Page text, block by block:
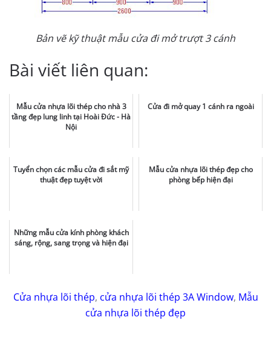
Bản vẽ kỹ thuật mẫu cửa đi mở trượt 3 cánh
Bài viết liên quan:
Mẫu cửa nhựa lõi thép cho nhà 3
tầng đẹp lung linh tại Hoài Đức - Hà
Nội
Cửa đi mở quay 1 cánh ra ngoài
Tuyển chọn các mẫu cửa đi sắt mỹ
thuật đẹp tuyệt vời
Mẫu cửa nhựa lõi thép đẹp cho
phòng bếp hiện đại
Những mẫu cửa kính phòng khách
sáng, rộng, sang trọng và hiện đại
Cửa nhựa lõi thép, cửa nhựa lõi thép 3A Window, Mẫu
cửa nhựa lõi thép đẹp